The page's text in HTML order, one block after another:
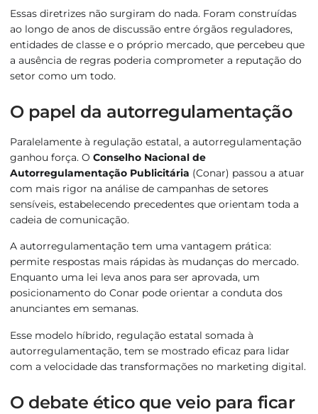
Essas diretrizes não surgiram do nada. Foram construídas
ao longo de anos de discussão entre órgãos reguladores,
entidades de classe e o próprio mercado, que percebeu que
a ausência de regras poderia comprometer a reputação do
setor como um todo.
O papel da autorregulamentação
Paralelamente à regulação estatal, a autorregulamentação
ganhou força. O Conselho Nacional de
Autorregulamentação Publicitária (Conar) passou a atuar
com mais rigor na análise de campanhas de setores
sensíveis, estabelecendo precedentes que orientam toda a
cadeia de comunicação.
A autorregulamentação tem uma vantagem prática:
permite respostas mais rápidas às mudanças do mercado.
Enquanto uma lei leva anos para ser aprovada, um
posicionamento do Conar pode orientar a conduta dos
anunciantes em semanas.
Esse modelo híbrido, regulação estatal somada à
autorregulamentação, tem se mostrado eficaz para lidar
com a velocidade das transformações no marketing digital.
O debate ético que veio para ficar